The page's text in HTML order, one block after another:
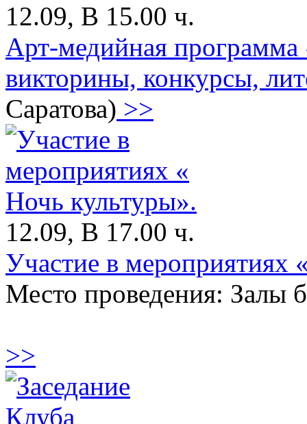
12.09, В 15.00 ч.
Арт-медийная
викторины, конкурсы,
Саратова) >>
12.09, В 17.00 ч.
Участие в мероприятиях
Место проведения: Залы
>>